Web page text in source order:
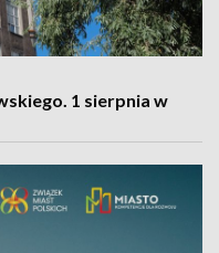
1 sierpnia w